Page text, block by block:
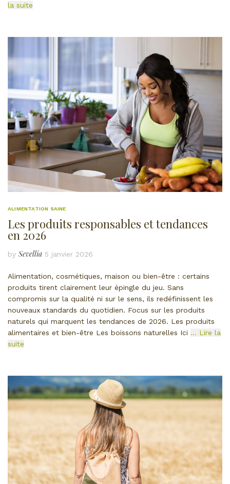
la suite
ALIMENTATION SAINE
Les produits responsables et tendances
en 2026
by Sevellia 5 janvier 2026
Alimentation, cosmétiques, maison ou bien-être : certains
produits tirent clairement leur épingle du jeu. Sans
compromis sur la qualité ni sur le sens, ils redéfinissent les
nouveaux standards du quotidien. Focus sur les produits
naturels qui marquent les tendances de 2026. Les produits
alimentaires et bien-être Les boissons naturelles Ici … Lire la
suite